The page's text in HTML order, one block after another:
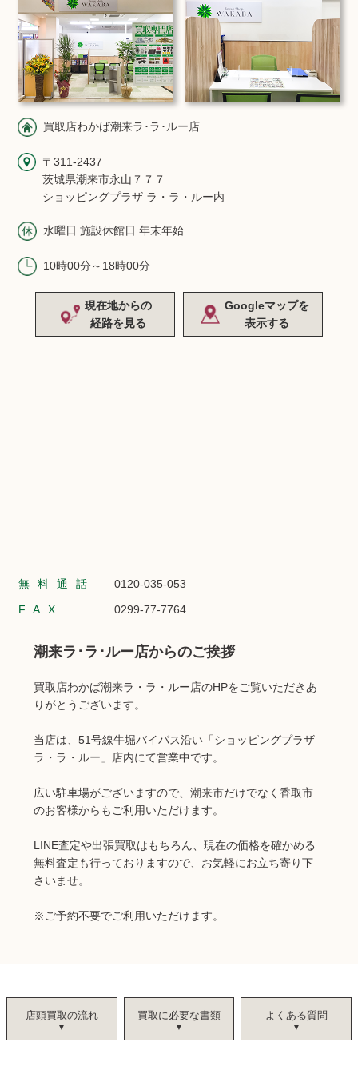
買取店わかば潮来ラ･ラ･ルー店
〒311-2437
茨城県潮来市永山７７７
ショッピングプラザ ラ・ラ・ルー内
水曜日 施設休館日 年末年始
10時00分～18時00分
現在地からの
経路を見る
Googleマップを
表示する
無料通話
0120-035-053
FAX
0299-77-7764
潮来ラ･ラ･ルー店からのご挨拶
買取店わかば潮来ラ・ラ・ルー店のHPをご覧いただきあ
りがとうございます。
当店は、51号線牛堀バイパス沿い「ショッピングプラザ
ラ・ラ・ルー」店内にて営業中です。
広い駐車場がございますので、潮来市だけでなく香取市
のお客様からもご利用いただけます。
LINE査定や出張買取はもちろん、現在の価格を確かめる
無料査定も行っておりますので、お気軽にお立ち寄り下
さいませ。
※ご予約不要でご利用いただけます。
店頭買取の流れ 買取に必要な書類 よくある質問